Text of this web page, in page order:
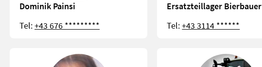
Dominik Painsi
Tel:+43 676 *********
Ersatzteillager Bierbauer
Tel:+43 3114 ******